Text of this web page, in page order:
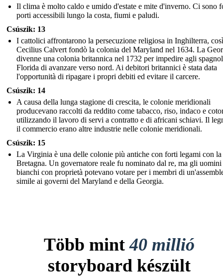
Il clima è molto caldo e umido d'estate e mite d'inverno. Ci sono
porti accessibili lungo la costa, fiumi e paludi.
Csúszik: 13
I cattolici affrontarono la persecuzione religiosa in Inghilterra, così
Cecilius Calvert fondò la colonia del Maryland nel 1634. La
divenne una colonia britannica nel 1732 per impedire agli
Florida di avanzare verso nord. Ai debitori britannici è stata data
l'opportunità di ripagare i propri debiti ed evitare il carcere.
Csúszik: 14
A causa della lunga stagione di crescita, le colonie meridionali
producevano raccolti da reddito come tabacco, riso, indaco e
utilizzando il lavoro di servi a contratto e di africani schiavi. Il
il commercio erano altre industrie nelle colonie meridionali.
Csúszik: 15
La Virginia è una delle colonie più antiche con forti legami con
Bretagna. Un governatore reale fu nominato dal re, ma gli uomini
bianchi con proprietà potevano votare per i membri di
simile ai governi del Maryland e della Georgia.
Több mint40 millió
storyboard készült